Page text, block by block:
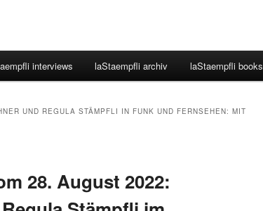
interviews laStaempfli archiv laStaempfli books
UND REGULA STÄMPFLI IN FUNK UND FERNSEHEN: MIT
28. August 2022: